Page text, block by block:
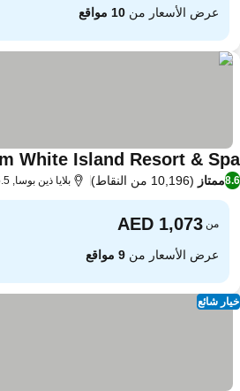
عرض الأسعار من 10 مواقع
White Island Resort & Spa
8.6ممتاز (10,196 من النقاط) بلايا ذين بوسا, 15.5 كم إلى كالا تاريدا
من
عرض الأسعار من 9 مواقع
خيار شائع